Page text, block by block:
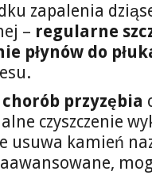
zapalenia
– regularne
płynów do
chorób przyzębia
czyszczenie
usuwa kamień